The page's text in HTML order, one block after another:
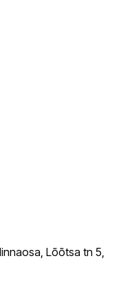
Lõõtsa tn 5,